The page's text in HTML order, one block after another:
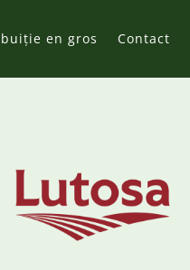
en gros Contact